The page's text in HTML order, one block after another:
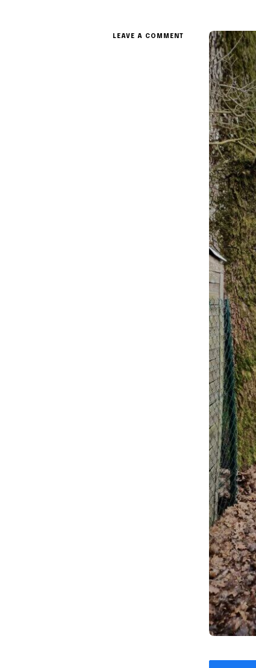
LEAVE A COMMENT
ARTISTE
PROPAGER
SAUVAGE